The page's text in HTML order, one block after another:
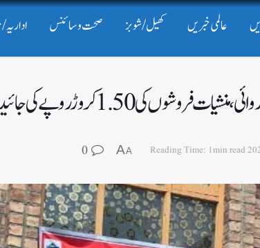
عالمی خبریں کھیل/شوبز صحت و سائنس
کی 1.50 کروڑ روپے کی جائیداد ضبط
Reading Time: 1min read
A
A